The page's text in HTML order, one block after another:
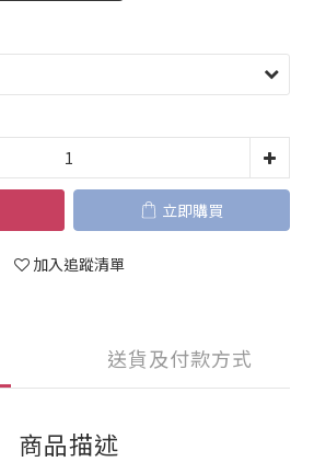
立即購買
加入追蹤清單
送貨及付款方式
商品描述